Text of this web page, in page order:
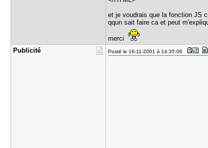
et je voudrais que la fonction JS
qqun sait faire ca et peut
merci
Publicité
Posté le 16-11-2001 à 14:35:06